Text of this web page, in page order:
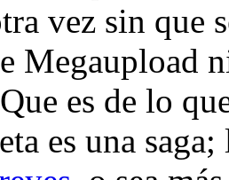
vez sin que
Megaupload
es de lo
es una